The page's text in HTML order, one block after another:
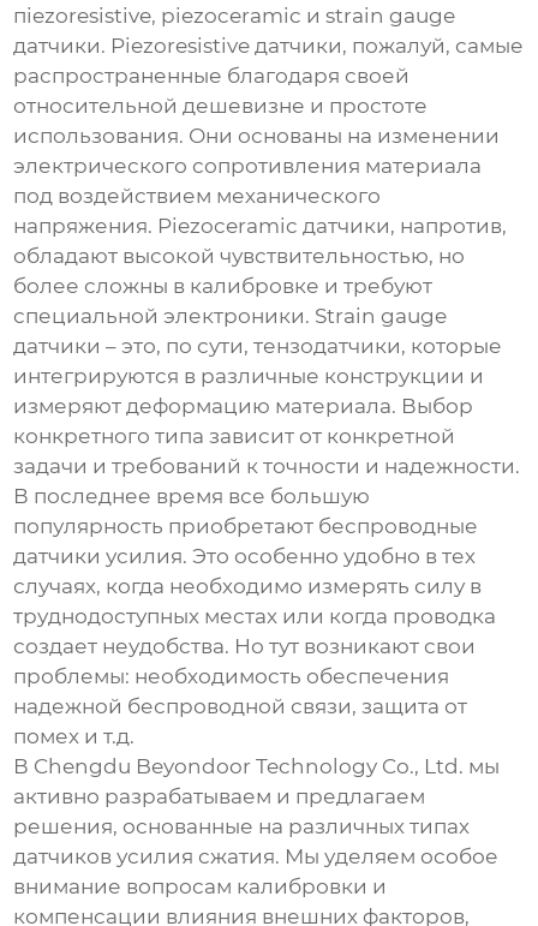
пiezoresistive, piezoceramic и strain gauge
датчики. Piezoresistive датчики, пожалуй, самые
распространенные благодаря своей
относительной дешевизне и простоте
использования. Они основаны на изменении
электрического сопротивления материала
под воздействием механического
напряжения. Piezoceramic датчики, напротив,
обладают высокой чувствительностью, но
более сложны в калибровке и требуют
специальной электроники. Strain gauge
датчики – это, по сути, тензодатчики, которые
интегрируются в различные конструкции и
измеряют деформацию материала. Выбор
конкретного типа зависит от конкретной
задачи и требований к точности и надежности.
В последнее время все большую
популярность приобретают беспроводные
датчики усилия. Это особенно удобно в тех
случаях, когда необходимо измерять силу в
труднодоступных местах или когда проводка
создает неудобства. Но тут возникают свои
проблемы: необходимость обеспечения
надежной беспроводной связи, защита от
помех и т.д.
В Chengdu Beyondoor Technology Co., Ltd. мы
активно разрабатываем и предлагаем
решения, основанные на различных типах
датчиков усилия сжатия. Мы уделяем особое
внимание вопросам калибровки и
компенсации влияния внешних факторов,